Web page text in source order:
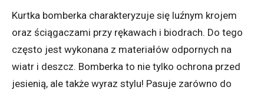
Kurtka bomberka charakteryzuje się luźnym krojem
oraz ściągaczami przy rękawach i biodrach. Do tego
często jest wykonana z materiałów odpornych na
wiatr i deszcz. Bomberka to nie tylko ochrona przed
jesienią, ale także wyraz stylu! Pasuje zarówno do